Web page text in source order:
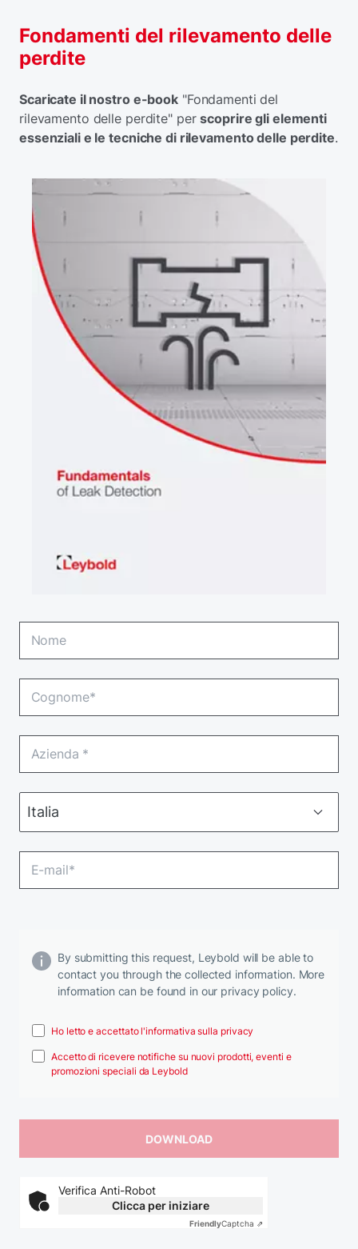
Fondamenti del rilevamento delle
perdite
Scaricate il nostro e-book"Fondamenti del
rilevamento delle perdite" perscoprire gli elementi
essenziali e le tecniche di rilevamento delle perdite.
By submitting this request, Leybold will be able to
contact you through the collected information. More
information can be found in our privacy policy.
Ho letto e accettato l'informativa sulla privacy
Accetto di ricevere notifiche su nuovi prodotti, eventi e
promozioni speciali da Leybold
Verifica Anti-Robot
Clicca per iniziare
FriendlyCaptcha ⇗